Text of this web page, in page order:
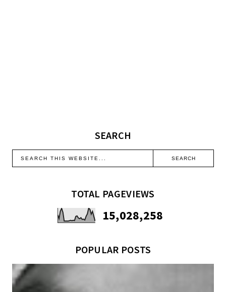
SEARCH
TOTAL PAGEVIEWS
15,028,258
POPULAR POSTS